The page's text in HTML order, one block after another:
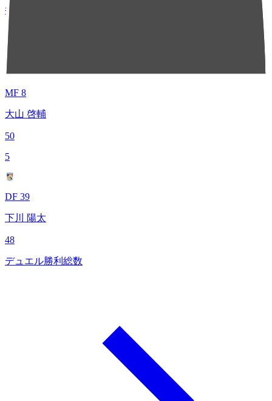
井上 怜
54
4
MF 8
大山 啓輔
50
5
DF 39
下川 陽太
48
デュエル勝利総数